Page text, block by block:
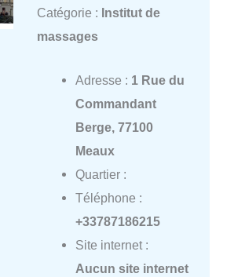
Catégorie : Institut de
massages
Adresse : 1 Rue du
Commandant
Berge, 77100
Meaux
Quartier :
Téléphone :
+33787186215
Site internet :
Aucun site internet